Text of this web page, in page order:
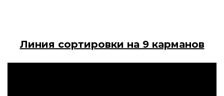
Линия сортировки на 9 карманов